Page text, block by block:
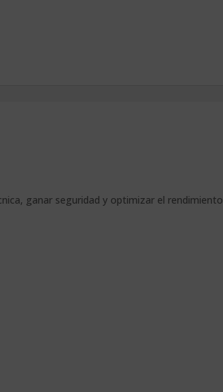
ganar seguridad y optimizar el rendimiento